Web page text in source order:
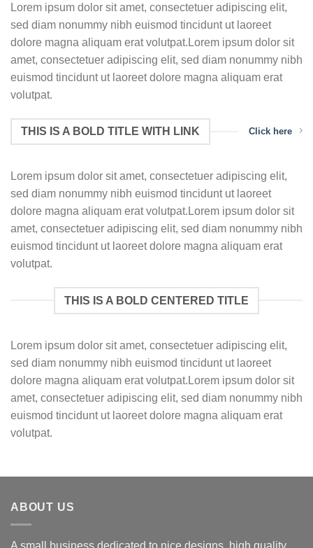
Lorem ipsum dolor sit amet, consectetuer adipiscing elit,
sed diam nonummy nibh euismod tincidunt ut laoreet
dolore magna aliquam erat volutpat.Lorem ipsum dolor sit
amet, consectetuer adipiscing elit, sed diam nonummy nibh
euismod tincidunt ut laoreet dolore magna aliquam erat
volutpat.
THIS IS A BOLD TITLE WITH LINK Click here
Lorem ipsum dolor sit amet, consectetuer adipiscing elit,
sed diam nonummy nibh euismod tincidunt ut laoreet
dolore magna aliquam erat volutpat.Lorem ipsum dolor sit
amet, consectetuer adipiscing elit, sed diam nonummy nibh
euismod tincidunt ut laoreet dolore magna aliquam erat
volutpat.
THIS IS A BOLD CENTERED TITLE
Lorem ipsum dolor sit amet, consectetuer adipiscing elit,
sed diam nonummy nibh euismod tincidunt ut laoreet
dolore magna aliquam erat volutpat.Lorem ipsum dolor sit
amet, consectetuer adipiscing elit, sed diam nonummy nibh
euismod tincidunt ut laoreet dolore magna aliquam erat
volutpat.
ABOUT US
A small business dedicated to nice designs, high quality